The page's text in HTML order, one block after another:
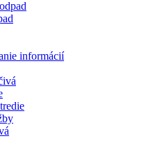
informácií